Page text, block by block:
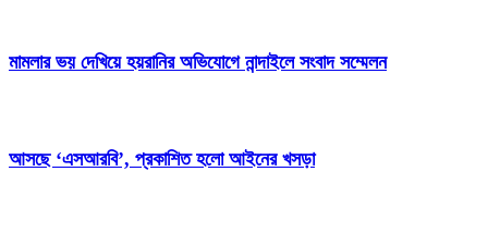
মামলার ভয় দেখিয়ে হয়রানির অভিযোগে নান্দাইলে সংবাদ সম্মেলন
আসছে ‘এসআরবি’, প্রকাশিত হলো আইনের খসড়া